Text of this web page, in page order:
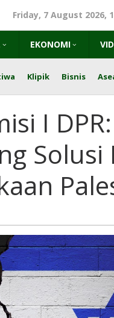
Friday, 7 August 2026,
EKONOMI
Klipik Bisnis
I
Solusi